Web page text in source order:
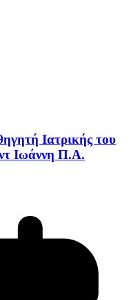
Ιατρικής του
Ιωάννη Π.Α.